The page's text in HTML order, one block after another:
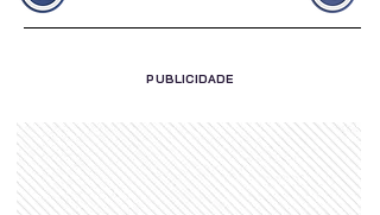
PUBLICIDADE